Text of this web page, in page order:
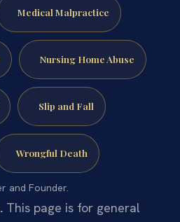
Medical Malpractice
Nursing Home Abuse
Slip and Fall
Wrongful Death
and Founder.
This page is for general